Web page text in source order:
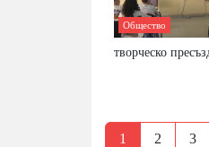
Общество
творческо
1 2 3